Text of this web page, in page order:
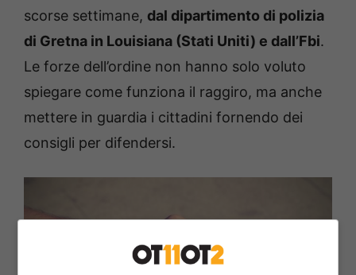
scorse settimane, dal dipartimento di polizia
di Gretna in Louisiana (Stati Uniti) e dall’Fbi.
Le forze dell’ordine non hanno solo voluto
spiegare come funziona il raggiro, ma anche
mettere in guardia i cittadini fornendo dei
consigli per difendersi.